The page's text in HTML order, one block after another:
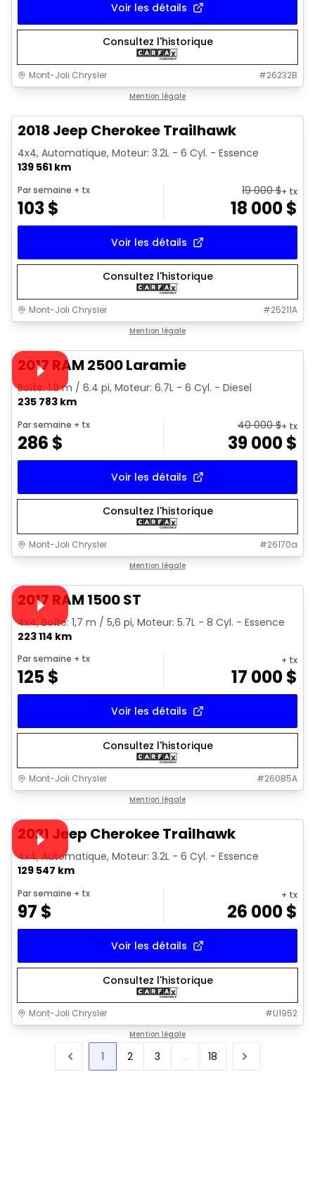
Voir les détails
Consultez l'historique
Mont-Joli Chrysler #26232B
Mention légale
2018 Jeep Cherokee Trailhawk
4x4, Automatique, Moteur: 3.2L - 6 Cyl. - Essence
139 561 km
Par semaine + tx
103$
19 000$+ tx
18 000$
Voir les détails
Consultez l'historique
Mont-Joli Chrysler #25211A
Mention légale
Vidéo disponible
2017 RAM 2500 Laramie
Boîte: 1.9 m / 6.4 pi, Moteur: 6.7L - 6 Cyl. - Diesel
235 783 km
Par semaine + tx
286 $
40 000$+ tx
39 000$
Voir les détails
Consultez l'historique
Mont-Joli Chrysler #26170a
Mention légale
Vidéo disponible
2017 RAM 1500 ST
4x4, Boîte: 1,7 m / 5,6 pi, Moteur: 5.7L - 8 Cyl. - Essence
223 114 km
Par semaine + tx
125$
+ tx
17 000$
Voir les détails
Consultez l'historique
Mont-Joli Chrysler #26085A
Mention légale
Vidéo disponible
2021 Jeep Cherokee Trailhawk
4x4, Automatique, Moteur: 3.2L - 6 Cyl. - Essence
129 547 km
Par semaine + tx
97 $
+ tx
26 000$
Voir les détails
Consultez l'historique
Mont-Joli Chrysler #U1952
Mention légale
1 2 3 ... 18